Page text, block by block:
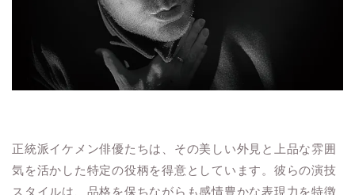
正統派イケメン俳優たちは、その美しい外見と上品な雰囲
気を活かした特定の役柄を得意としています。彼らの演技
スタイルは、品格を保ちながらも感情豊かな表現力を特徴